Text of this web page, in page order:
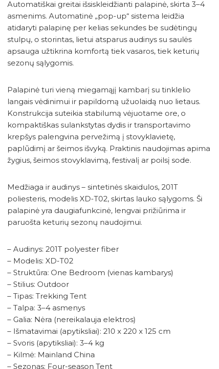
Automatiškai greitai išsiskleidžianti palapinė, skirta 3–4
asmenims. Automatinė „pop-up“ sistema leidžia
atidaryti palapinę per kelias sekundes be sudėtingų
stulpų, o storintas, lietui atsparus audinys su saulės
apsauga užtikrina komfortą tiek vasaros, tiek keturių
sezonų sąlygomis.
Palapinė turi vieną miegamąjį kambarį su tinklelio
langais vėdinimui ir papildomą užuolaidą nuo lietaus.
Konstrukcija suteikia stabilumą vėjuotame ore, o
kompaktiškas sulankstytas dydis ir transportavimo
krepšys palengvina pervežimą į stovyklavietę,
paplūdimį ar šeimos išvyką. Praktinis naudojimas apima
žygius, šeimos stovyklavimą, festivalį ar poilsį sode.
Medžiaga ir audinys – sintetinės skaidulos, 201T
poliesteris, modelis XD-T02, skirtas lauko sąlygoms. Ši
palapinė yra daugiafunkcinė, lengvai prižiūrima ir
paruošta keturių sezonų naudojimui.
– Audinys: 201T polyester fiber
– Modelis: XD-T02
– Struktūra: One Bedroom (vienas kambarys)
– Stilius: Outdoor
– Tipas: Trekking Tent
– Talpa: 3–4 asmenys
– Galia: Nėra (nereikalauja elektros)
– Išmatavimai (apytiksliai): 210 x 220 x 125 cm
– Svoris (apytiksliai): 3–4 kg
– Kilmė: Mainland China
– Sezonas: Four-season Tent